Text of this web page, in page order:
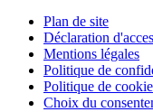
Plan de site
Déclaration
Mentions légales
Politique de
Politique de
Choix du